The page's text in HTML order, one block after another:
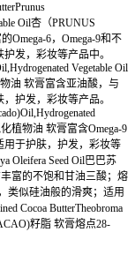
Oil杏（PRUNUS
Omega-6，Omega-9和不
发，彩妆等产品中。
Vegetable Oil
油 软膏富含亚油酸，与
护发，彩妆等产品。
植物油 软膏富含Omega-9
于护肤，护发，彩妆等
Oleifera Seed Oil巴巴苏
富的不饱和甘油三酸；熔
类似硅油般的滑爽；适用
Cocoa ButterTheobroma
籽脂 软膏熔点28-